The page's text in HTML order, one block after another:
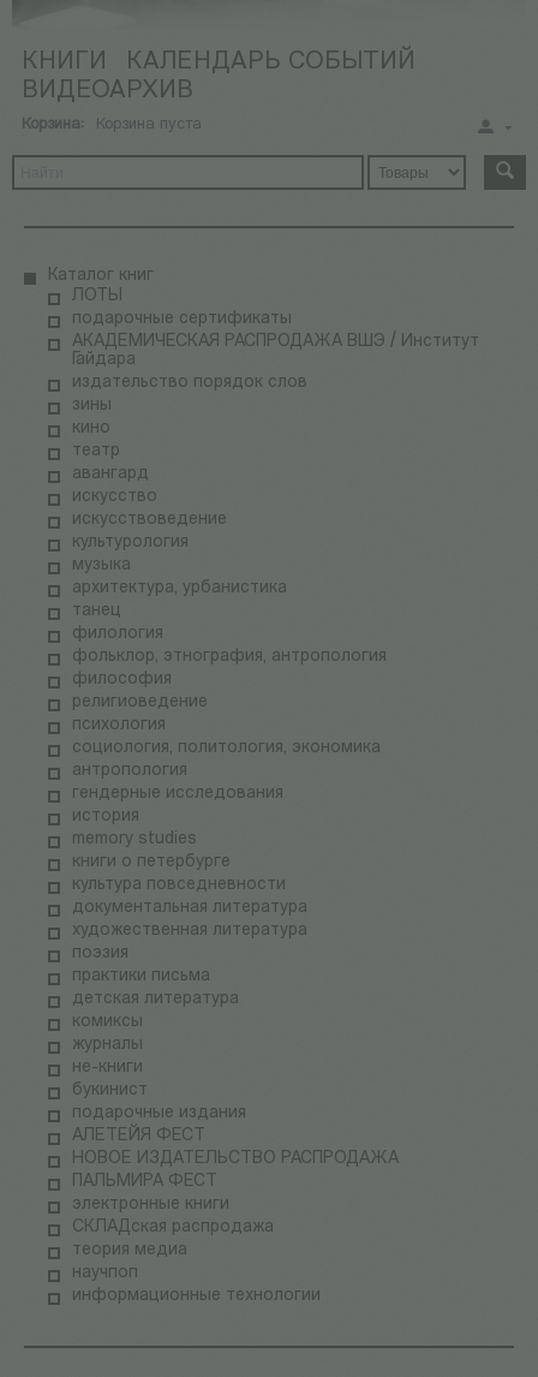
КНИГИ
КАЛЕНДАРЬ СОБЫТИЙ
ВИДЕОАРХИВ
Корзина: Корзина пуста
Каталог книг
ЛОТЫ
подарочные сертификаты
АКАДЕМИЧЕСКАЯ РАСПРОДАЖА ВШЭ / Институт
Гайдара
издательство порядок слов
зины
кино
театр
авангард
искусство
искусствоведение
культурология
музыка
архитектура, урбанистика
танец
филология
фольклор, этнография, антропология
философия
религиоведение
психология
социология, политология, экономика
антропология
гендерные исследования
история
memory studies
книги о петербурге
культура повседневности
документальная литература
художественная литература
поэзия
практики письма
детская литература
комиксы
журналы
не-книги
букинист
подарочные издания
АЛЕТЕЙЯ ФЕСТ
НОВОЕ ИЗДАТЕЛЬСТВО РАСПРОДАЖА
ПАЛЬМИРА ФЕСТ
электронные книги
СКЛАДская распродажа
теория медиа
научпоп
информационные технологии